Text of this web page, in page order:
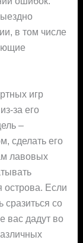
в том числе
за его
–
сделать его
лавовых
острова. Если
сразиться со
вас дадут во